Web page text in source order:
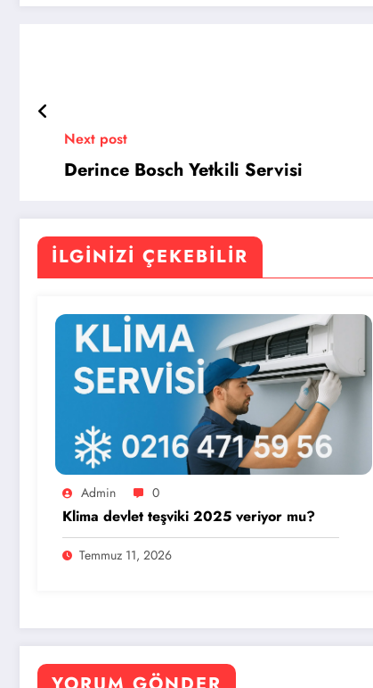
Next post
Derince Bosch Yetkili Servisi
İLGINIZI ÇEKEBILIR
Admin 0
Klima devlet teşviki 2025 veriyor mu?
Temmuz 11, 2026